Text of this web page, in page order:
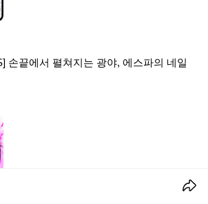
손끝에서 펼쳐지는 광야, 에스파의 네일